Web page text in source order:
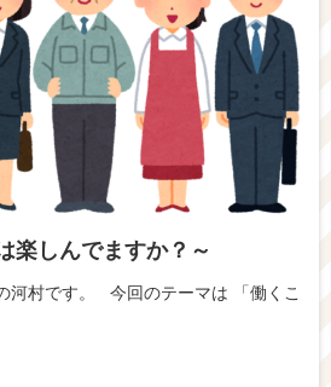
楽しんでますか？～
河村です。 今回のテーマは 「働くこ